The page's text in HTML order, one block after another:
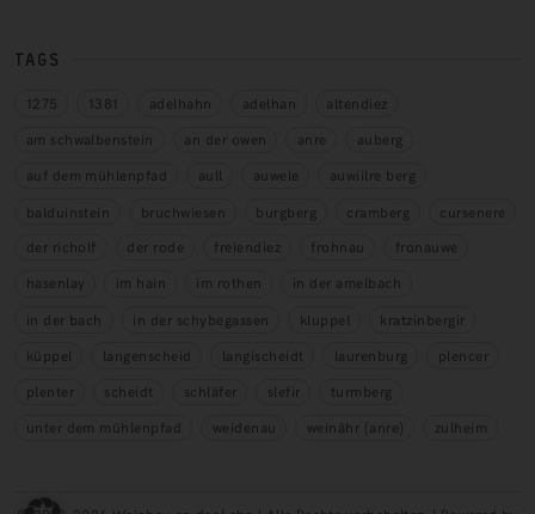
TAGS
1275 1381 adelhahn adelhan
altendiez
am schwalbenstein
an der owen anre
auberg
auf dem mühlenpfad
aull auwele
auwiilre berg
balduinstein
bruchwiesen burgberg cramberg
cursenere
der richolf
der rode freiendiez frohnau
fronauwe
hasenlay
im hain im rothen
in der amelbach
in der bach
in der schybegassen kluppel
kratzinbergir
küppel
langenscheid langischeidt laurenburg
plencer
plenter
scheidt schläfer slefir
turmberg
unter dem mühlenpfad
weidenau weinähr (anre) zulheim